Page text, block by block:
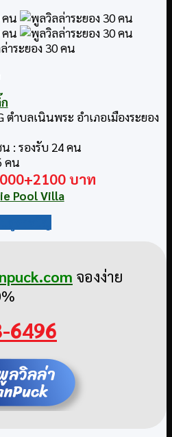
ตำบลเนินพระ อำเภอเมืองระยอง
น : รองรับ 24 คน
คน
บาท
Pool Villa
จองง่าย
6496